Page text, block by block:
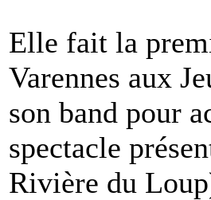
Elle fait la
Varennes aux
son band pour
spectacle
Rivière du